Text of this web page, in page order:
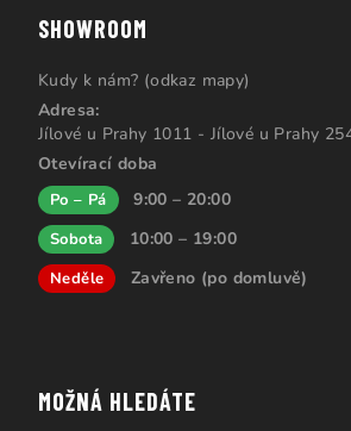
SHOWROOM
Kudy k nám? (odkaz mapy)
Adresa:
Jílové u Prahy 1011 - Jílové u Prahy
Otevírací doba
Po – Pá 9:00 – 20:00
Sobota 10:00 – 19:00
Neděle Zavřeno (po domluvě)
MOŽNÁ HLEDÁTE